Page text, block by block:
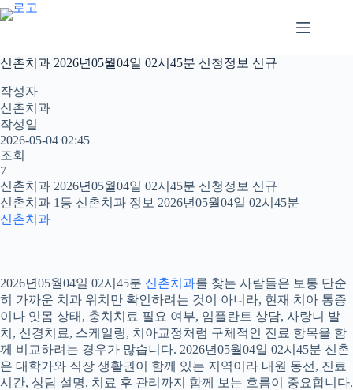
본
문
로
건
너
뛰
기
신촌치과 2026년05월04일 02시45분 신청정보 신규
작성자
신촌치과
작성일
2026-05-04 02:45
조회
7
신촌치과 2026년05월04일 02시45분 신청정보 신규
신촌치과 1등 신촌치과 정보 2026년05월04일 02시45분
신촌치과
2026년05월04일 02시45분 신촌치과를 찾는 사람들은 보통 단순
히 가까운 치과 위치만 확인하려는 것이 아니라, 현재 치아 통증
이나 잇몸 상태, 충치치료 필요 여부, 임플란트 상담, 사랑니 발
치, 신경치료, 스케일링, 치아교정처럼 구체적인 진료 항목을 함
께 비교하려는 경우가 많습니다. 2026년05월04일 02시45분 신촌
은 대학가와 직장 생활권이 함께 있는 지역이라 내원 동선, 진료
시간, 상담 설명, 치료 후 관리까지 함께 보는 흐름이 중요합니다.